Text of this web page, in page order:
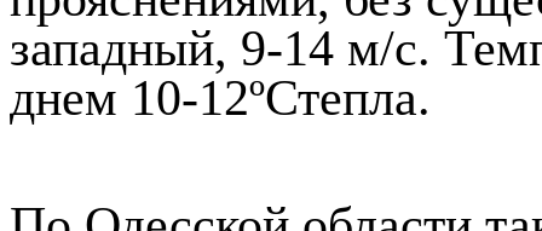
западный, 9-14 м/с.
днем 10-12ºСтепла.